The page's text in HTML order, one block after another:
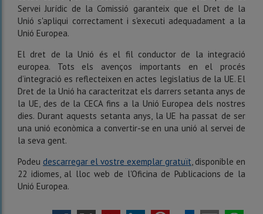
Servei Jurídic de la Comissió garanteix que el Dret de la
Unió s'apliqui correctament i s'executi adequadament a la
Unió Europea.
El dret de la Unió és el fil conductor de la integració
europea. Tots els avenços importants en el procés
d’integració es reflecteixen en actes legislatius de la UE. El
Dret de la Unió ha caracteritzat els darrers setanta anys de
la UE, des de la CECA fins a la Unió Europea dels nostres
dies. Durant aquests setanta anys, la UE ha passat de ser
una unió econòmica a convertir-se en una unió al servei de
la seva gent.
Podeu descarregar el vostre exemplar gratuït, disponible en
22 idiomes, al lloc web de l'Oficina de Publicacions de la
Unió Europea.